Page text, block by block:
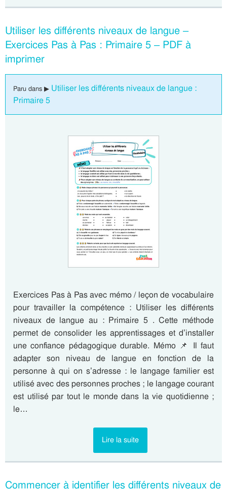
Utiliser les différents niveaux de langue –
Exercices Pas à Pas : Primaire 5 – PDF à
imprimer
Paru dans ▶ Utiliser les différents niveaux de langue :
Primaire 5
Exercices Pas à Pas avec mémo / leçon de vocabulaire
pour travailler la compétence : Utiliser les différents
niveaux de langue au : Primaire 5 . Cette méthode
permet de consolider les apprentissages et d’installer
une confiance pédagogique durable. Mémo 📌 Il faut
adapter son niveau de langue en fonction de la
personne à qui on s’adresse : le langage familier est
utilisé avec des personnes proches ; le langage courant
est utilisé par tout le monde dans la vie quotidienne ;
le…
Lire la suite
Commencer à identifier les différents niveaux de